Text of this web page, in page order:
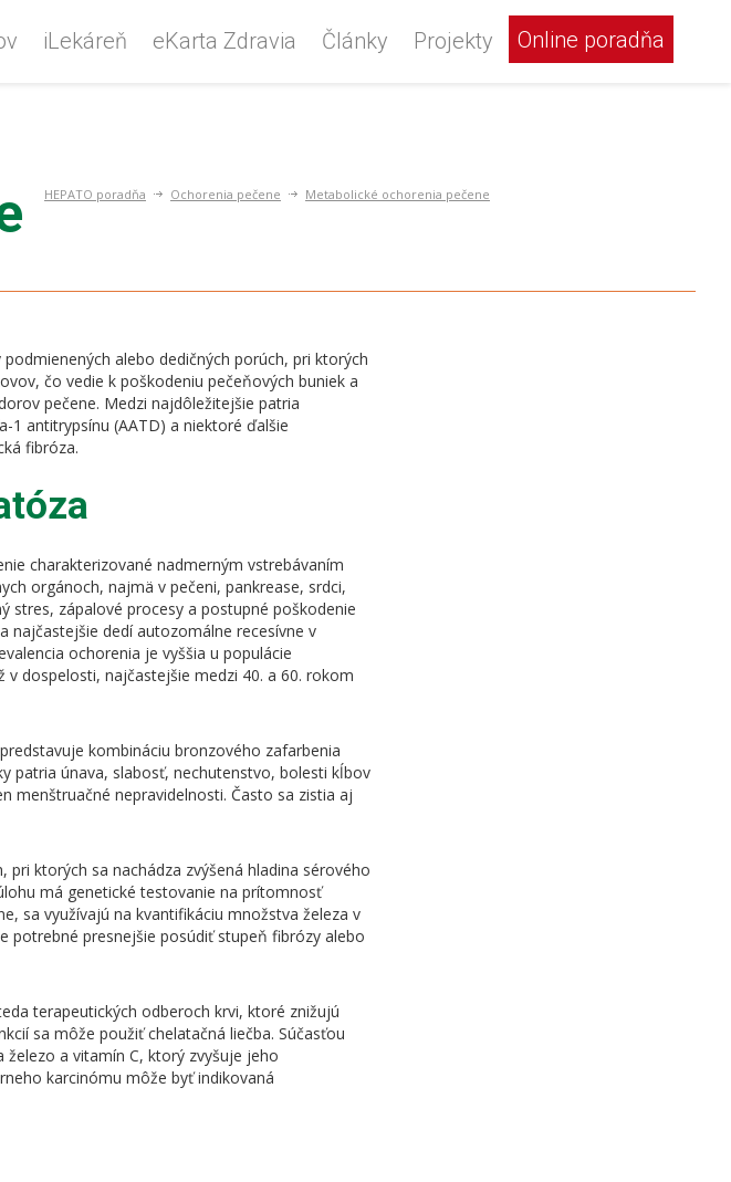
iLekáreň eKarta Zdravia Články Projekty Online poradňa
HEPATO poradňa Ochorenia pečene Metabolické ochorenia pečene
alebo dedičných porúch, pri ktorých
čo vedie k poškodeniu pečeňových buniek a
pečene. Medzi najdôležitejšie patria
antitrypsínu (AATD) a niektoré ďalšie
fibróza.
charakterizované nadmerným vstrebávaním
orgánoch, najmä v pečeni, pankrease, srdci,
stres, zápalové procesy a postupné poškodenie
najčastejšie dedí autozomálne recesívne v
ochorenia je vyššia u populácie
dospelosti, najčastejšie medzi 40. a 60. rokom
kombináciu bronzového zafarbenia
patria únava, slabosť, nechutenstvo, bolesti kĺbov
menštruačné nepravidelnosti. Často sa zistia aj
ktorých sa nachádza zvýšená hladina sérového
má genetické testovanie na prítomnosť
sa využívajú na kvantifikáciu množstva železa v
potrebné presnejšie posúdiť stupeň fibrózy alebo
terapeutických odberoch krvi, ktoré znižujú
sa môže použiť chelatačná liečba. Súčasťou
a vitamín C, ktorý zvyšuje jeho
karcinómu môže byť indikovaná